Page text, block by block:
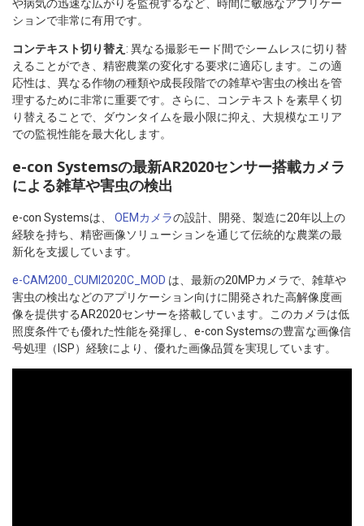
や病気の迅速な広がりを監視するなど、時間に敏感なアプリケー
ションで非常に有用です。
コンテキスト切り替え : 異なる撮影モード間でシームレスに切り替
えることができ、精密農業の変化する要求に適応します。この適
応性は、異なる作物の種類や成長段階での雑草や害虫の検出を管
理するために非常に重要です。さらに、コンテキストを素早く切
り替えることで、ダウンタイムを最小限に抑え、大規模なエリア
での監視性能を最大化します。
e-con Systemsの最新AR2020センサー搭載カメラ
による雑草や害虫の検出
e-con Systemsは、 OEMカメラの設計、開発、製造に20年以上の
経験を持ち、精密画像ソリューションを通じて伝統的な農業の最
新化を支援しています。
e-CAM200_CUMI2020C_MOD は、最新の20MPカメラで、雑草や
害虫の検出などのアプリケーション向けに開発された高解像度画
像を提供するAR2020センサーを搭載しています。このカメラは低
照度条件でも優れた性能を発揮し、e-con Systemsの豊富な画像信
号処理（ISP）経験により、優れた画像品質を実現しています。